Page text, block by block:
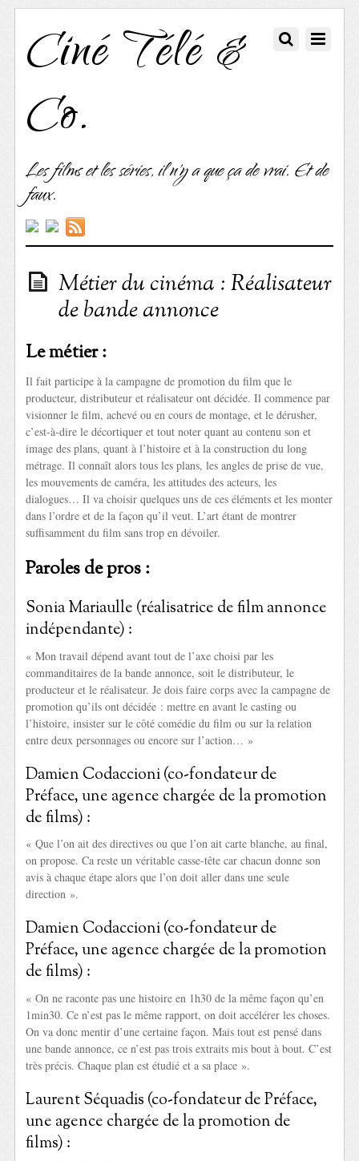
Ciné Télé &
Co.
Les films et les séries, il n'y a que ça de vrai. Et de
faux.
Métier du cinéma : Réalisateur
de bande annonce
Le métier :
Il fait participe à la campagne de promotion du film que le
producteur, distributeur et réalisateur ont décidée. Il commence par
visionner le film, achevé ou en cours de montage, et le dérusher,
c’est-à-dire le décortiquer et tout noter quant au contenu son et
image des plans, quant à l’histoire et à la construction du long
métrage. Il connaît alors tous les plans, les angles de prise de vue,
les mouvements de caméra, les attitudes des acteurs, les
dialogues… Il va choisir quelques uns de ces éléments et les monter
dans l’ordre et de la façon qu’il veut. L’art étant de montrer
suffisamment du film sans trop en dévoiler.
Paroles de pros :
Sonia Mariaulle (réalisatrice de film annonce
indépendante) :
« Mon travail dépend avant tout de l’axe choisi par les
commanditaires de la bande annonce, soit le distributeur, le
producteur et le réalisateur. Je dois faire corps avec la campagne de
promotion qu’ils ont décidée : mettre en avant le casting ou
l’histoire, insister sur le côté comédie du film ou sur la relation
entre deux personnages ou encore sur l’action… »
Damien Codaccioni (co-fondateur de
Préface, une agence chargée de la promotion
de films) :
« Que l’on ait des directives ou que l’on ait carte blanche, au final,
on propose. Ca reste un véritable casse-tête car chacun donne son
avis à chaque étape alors que l’on doit aller dans une seule
direction ».
Damien Codaccioni (co-fondateur de
Préface, une agence chargée de la promotion
de films) :
« On ne raconte pas une histoire en 1h30 de la même façon qu’en
1min30. Ce n’est pas le même rapport, on doit accélérer les choses.
On va donc mentir d’une certaine façon. Mais tout est pensé dans
une bande annonce, ce n’est pas trois extraits mis bout à bout. C’est
très précis. Chaque plan est étudié et a sa place ».
Laurent Séquadis (co-fondateur de Préface,
une agence chargée de la promotion de
films) :